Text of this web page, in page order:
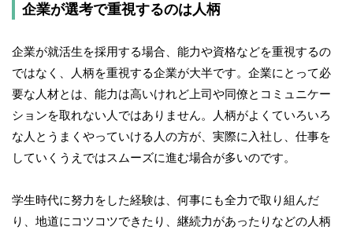
企業が選考で重視するのは人柄
企業が就活生を採用する場合、能力や資格などを重視するの
ではなく、人柄を重視する企業が大半です。企業にとって必
要な人材とは、能力は高いけれど上司や同僚とコミュニケー
ションを取れない人ではありません。人柄がよくていろいろ
な人とうまくやっていける人の方が、実際に入社し、仕事を
していくうえではスムーズに進む場合が多いのです。
学生時代に努力をした経験は、何事にも全力で取り組んだ
り、地道にコツコツできたり、継続力があったりなどの人柄